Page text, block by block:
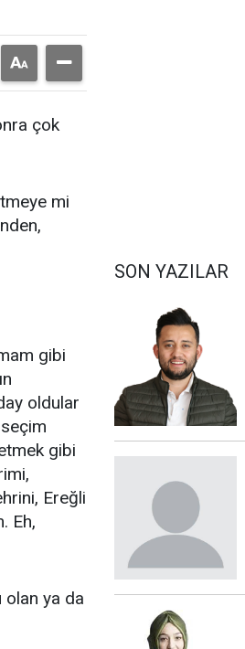
çok
mi
gibi
oldular
gibi
Ereğli
Eh,
olan ya da
SON YAZILAR